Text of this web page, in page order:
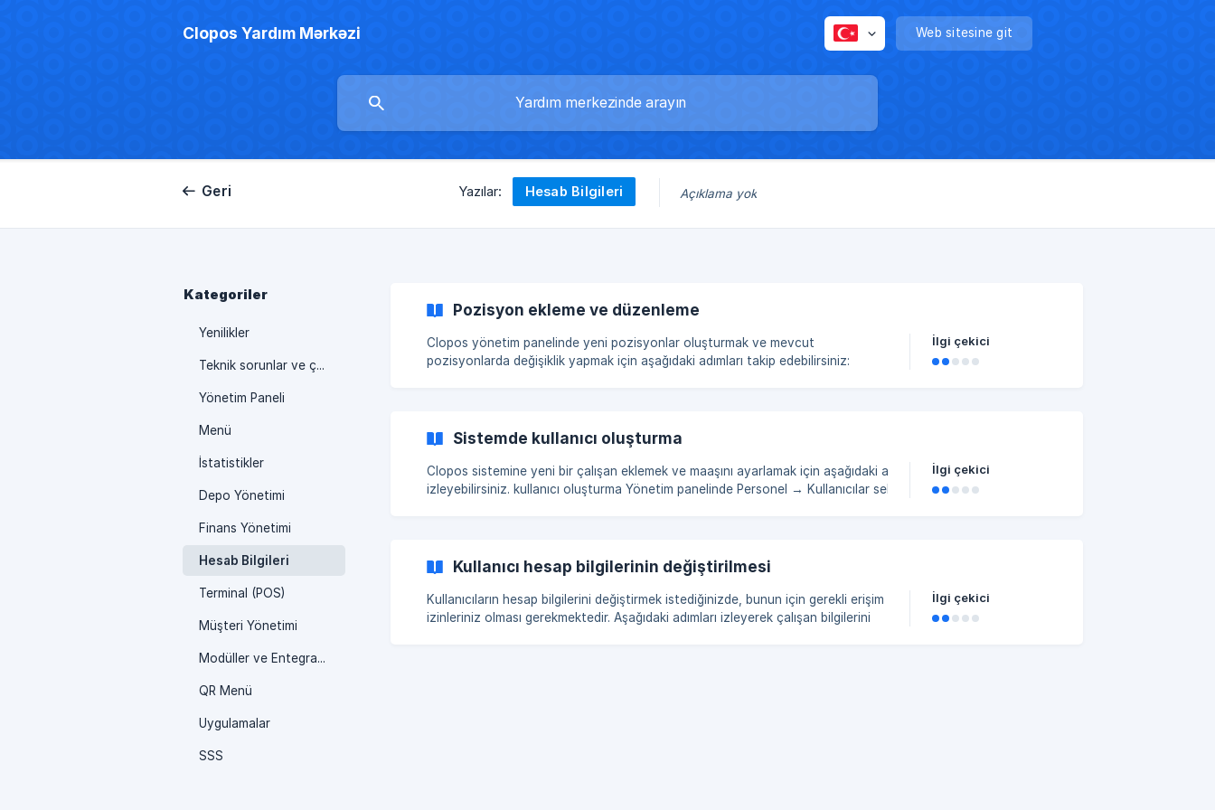
Clopos Yardım Mərkəzi Web sitesine git
Geri Yazılar: Hesab Bilgileri Açıklama yok
Kategoriler
Yenilikler
Teknik sorunlar ve çözümleri
Yönetim Paneli
Menü
İstatistikler
Depo Yönetimi
Finans Yönetimi
Hesab Bilgileri
Terminal (POS)
Müşteri Yönetimi
Modüller ve Entegrasyonlar
QR Menü
Uygulamalar
SSS
Pozisyon ekleme ve düzenleme
Clopos yönetim panelinde yeni pozisyonlar oluşturmak ve mevcut
pozisyonlarda değişiklik yapmak için aşağıdaki adımları takip edebilirsiniz:
İlgi çekici
Sistemde kullanıcı oluşturma
Clopos sistemine yeni bir çalışan eklemek ve maaşını ayarlamak için aşağıdaki adımları
izleyebilirsiniz. kullanıcı oluşturma Yönetim panelinde Personel → Kullanıcılar sekmesine
İlgi çekici
Kullanıcı hesap bilgilerinin değiştirilmesi
Kullanıcıların hesap bilgilerini değiştirmek istediğinizde, bunun için gerekli erişim
izinleriniz olması gerekmektedir. Aşağıdaki adımları izleyerek çalışan bilgilerini
İlgi çekici